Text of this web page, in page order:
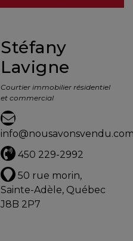
Stéfany
Lavigne
Courtier immobilier résidentiel
et commercial
450 229-2992
50 rue morin,
Sainte-Adèle, Québec
J8B 2P7